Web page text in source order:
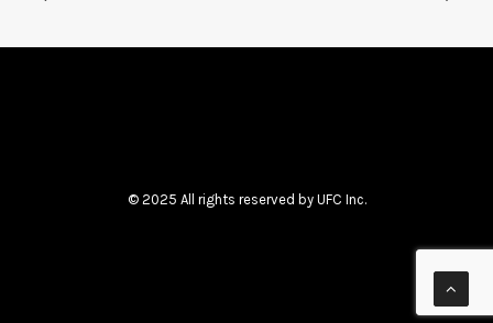
© 2025 All rights reserved by UFC Inc.